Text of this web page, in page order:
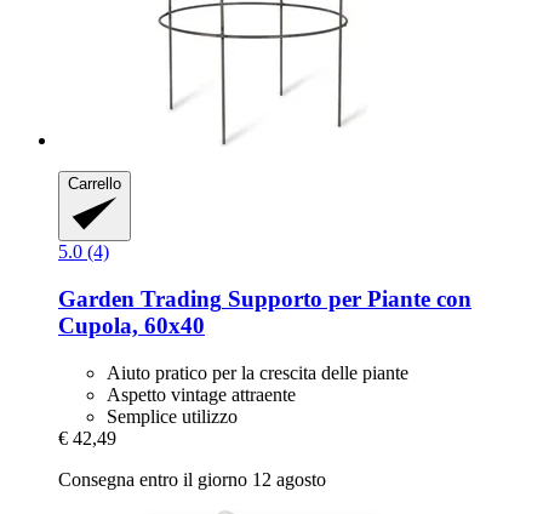
Carrello
5.0 (4)
Garden Trading Supporto per Piante con
Cupola, 60x40
Aiuto pratico per la crescita delle piante
Aspetto vintage attraente
Semplice utilizzo
€ 42,49
Consegna entro il giorno 12 agosto